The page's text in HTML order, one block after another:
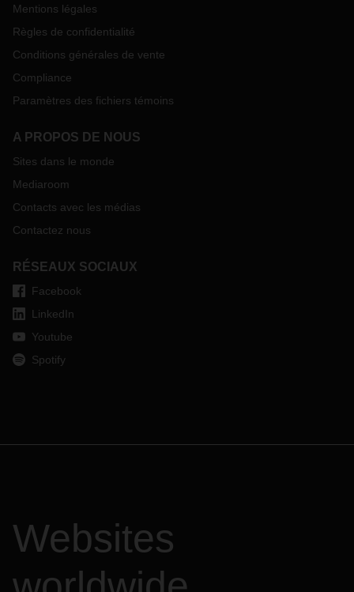
Mentions légales
Règles de confidentialité
Conditions générales de vente
Compliance
Paramètres des fichiers témoins
A PROPOS DE NOUS
Sites dans le monde
Mediaroom
Contacts avec les médias
Contactez nous
RÉSEAUX SOCIAUX
Facebook
LinkedIn
Youtube
Spotify
Websites